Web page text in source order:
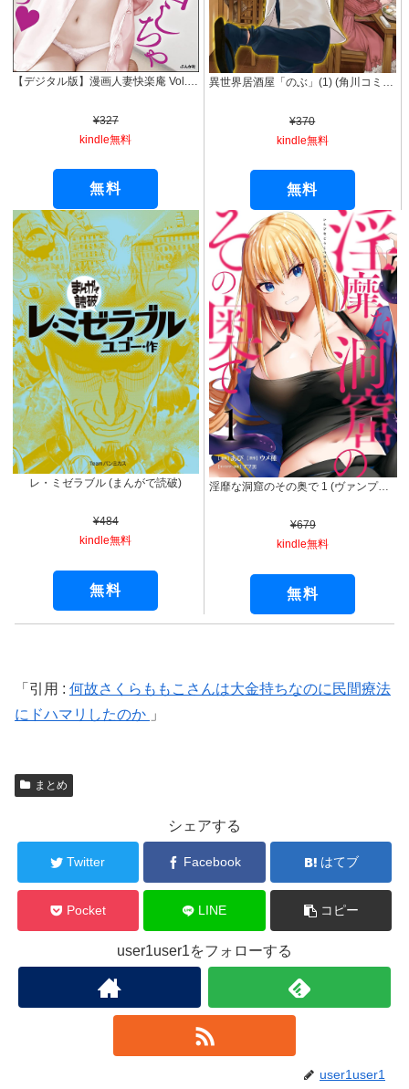
【デジタル版】漫画人妻快楽庵 Vol.56
¥327
kindle無料
無料
異世界居酒屋「のぶ」(1) (角川コミックス・エース)
¥370
kindle無料
無料
レ・ミゼラブル (まんがで読破)
¥484
kindle無料
無料
淫靡な洞窟のその奥で 1 (ヴァンプコミックス)
¥679
kindle無料
無料
引用 : 何故さくらももこさんは大金持ちなのに民間療法
にドハマリしたのか
まとめ
シェアする
Twitter Facebook はてブ
Pocket LINE コピー
user1user1をフォローする
user1user1